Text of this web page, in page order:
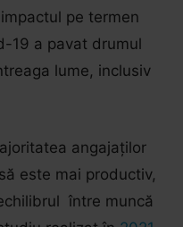
pe termen
19 a pavat drumul
lume, inclusiv
angajaților
este mai productiv,
între muncă